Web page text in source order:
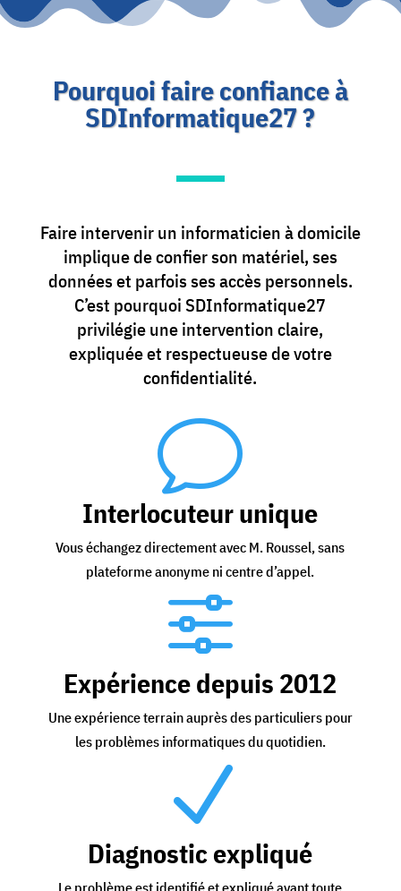
Pourquoi faire confiance à
SDInformatique27 ?
Faire intervenir un informaticien à domicile
implique de confier son matériel, ses
données et parfois ses accès personnels.
C’est pourquoi SDInformatique27
privilégie une intervention claire,
expliquée et respectueuse de votre
confidentialité.
v
Interlocuteur unique
Vous échangez directement avec M. Roussel, sans
plateforme anonyme ni centre d’appel.
f
Expérience depuis 2012
Une expérience terrain auprès des particuliers pour
les problèmes informatiques du quotidien.
N
Diagnostic expliqué